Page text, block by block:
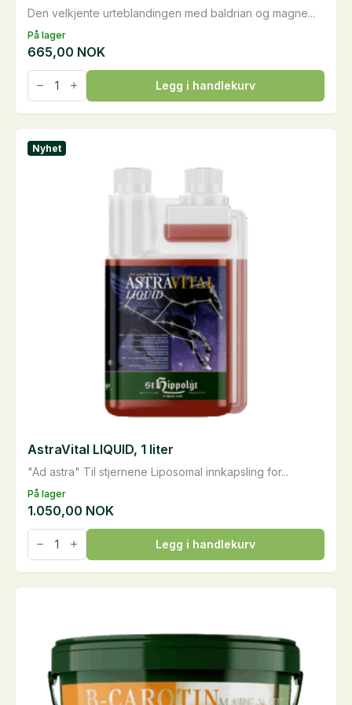
På lager
Den velkjente urteblandingen med baldrian og magne...
665,00 NOK
Anti-
Stress
Kräuterpellets,
3
antall
Legg i handlekurv
På lager
Nyhet
"Ad astra" Til stjernene Liposomal innkapsling for...
AstraVital LIQUID, 1 liter
1.050,00 NOK
AstraVital
LIQUID,
1
liter
Legg i handlekurv